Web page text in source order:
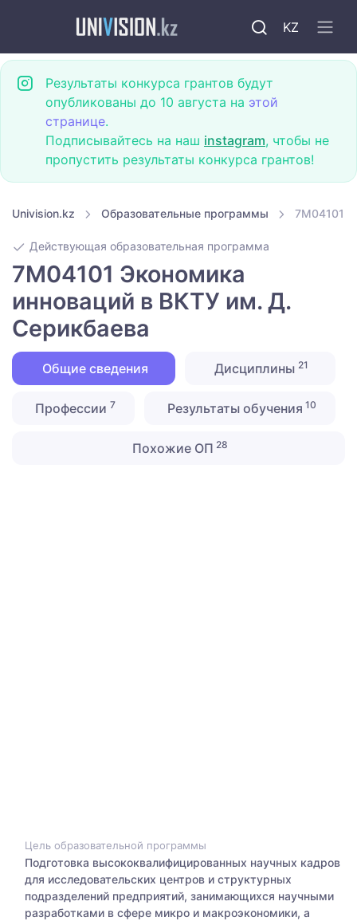
KZ
Результаты конкурса грантов будут
опубликованы до 10 августа на этой
странице.
Подписывайтесь на наш instagram, чтобы не
пропустить результаты конкурса грантов!
Univision.kz Образовательные программы 7M04101
Действующая образовательная программа
7M04101 Экономика
инноваций в ВКТУ им. Д.
Серикбаева
Общие сведения Дисциплины21
Профессии 7 Результаты обучения 10
Похожие ОП 28
Цель образовательной программы
Подготовка высококвалифицированных научных кадров
для исследовательских центров и структурных
подразделений предприятий, занимающихся научными
разработками в сфере микро и макроэкономики, а